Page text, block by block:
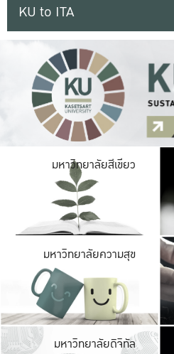
KU to ITA
มหาวิทยาลัยสีเขียว
มหาวิทยาลัยความสุข
มหาวิทยาลัยดิจิทัล